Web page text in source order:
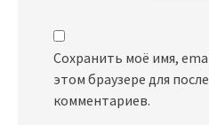
Сохранить моё имя,
этом браузере для
комментариев.